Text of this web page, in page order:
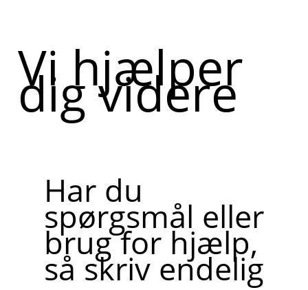
Vi hjælper
dig videre
Har du
spørgsmål eller
brug for hjælp,
så skriv endelig